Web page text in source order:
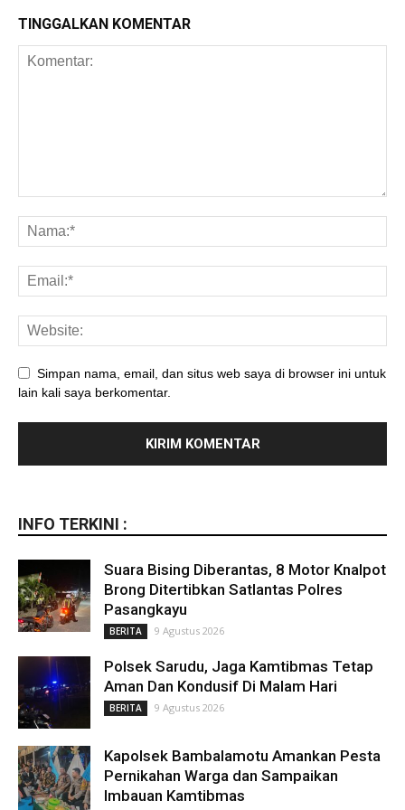
TINGGALKAN KOMENTAR
Simpan nama, email, dan situs web saya di browser ini untuk
lain kali saya berkomentar.
INFO TERKINI :
Suara Bising Diberantas, 8 Motor Knalpot
Brong Ditertibkan Satlantas Polres
Pasangkayu
BERITA 9 Agustus 2026
Polsek Sarudu, Jaga Kamtibmas Tetap
Aman Dan Kondusif Di Malam Hari
BERITA 9 Agustus 2026
Kapolsek Bambalamotu Amankan Pesta
Pernikahan Warga dan Sampaikan
Imbauan Kamtibmas